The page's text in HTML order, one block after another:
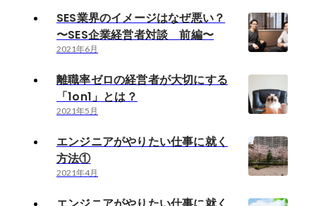
SES業界のイメージはなぜ悪い？
〜SES企業経営者対談 前編〜
2021年6月
離職率ゼロの経営者が大切にする
「1on1」とは？
2021年5月
エンジニアがやりたい仕事に就く
方法①
2021年4月